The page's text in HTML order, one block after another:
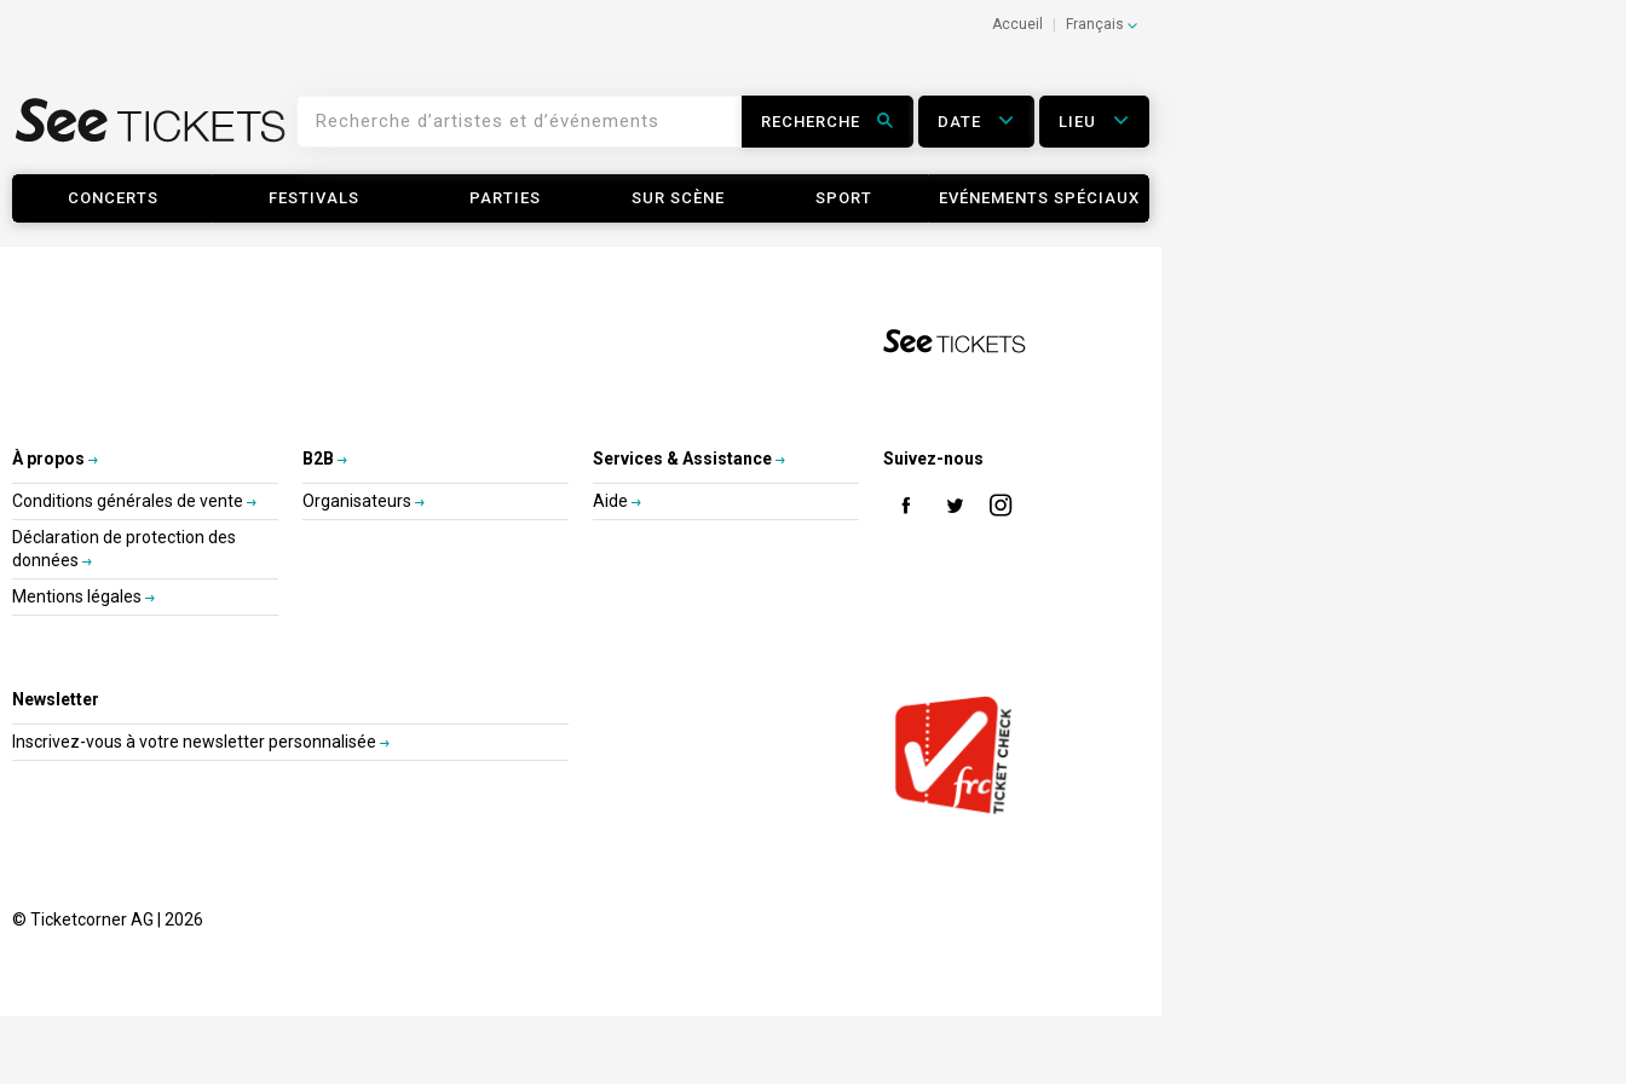
Accueil Français
RECHERCHE DATE LIEU
CONCERTS FESTIVALS PARTIES SUR SCÈNE SPORT EVÉNEMENTS SPÉCIAUX
À propos
Conditions générales de vente
Déclaration de protection des
données
Mentions légales
B2B
Organisateurs
Services & Assistance
Aide
Suivez-nous
Newsletter
Inscrivez-vous à votre newsletter personnalisée
© Ticketcorner AG | 2026